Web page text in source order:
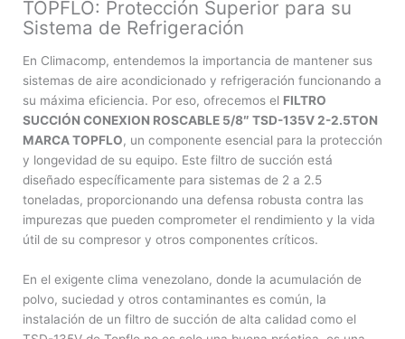
TOPFLO: Protección Superior para su
Sistema de Refrigeración
En Climacomp, entendemos la importancia de mantener sus
sistemas de aire acondicionado y refrigeración funcionando a
su máxima eficiencia. Por eso, ofrecemos el FILTRO
SUCCIÓN CONEXION ROSCABLE 5/8″ TSD-135V 2-2.5TON
MARCA TOPFLO, un componente esencial para la protección
y longevidad de su equipo. Este filtro de succión está
diseñado específicamente para sistemas de 2 a 2.5
toneladas, proporcionando una defensa robusta contra las
impurezas que pueden comprometer el rendimiento y la vida
útil de su compresor y otros componentes críticos.
En el exigente clima venezolano, donde la acumulación de
polvo, suciedad y otros contaminantes es común, la
instalación de un filtro de succión de alta calidad como el